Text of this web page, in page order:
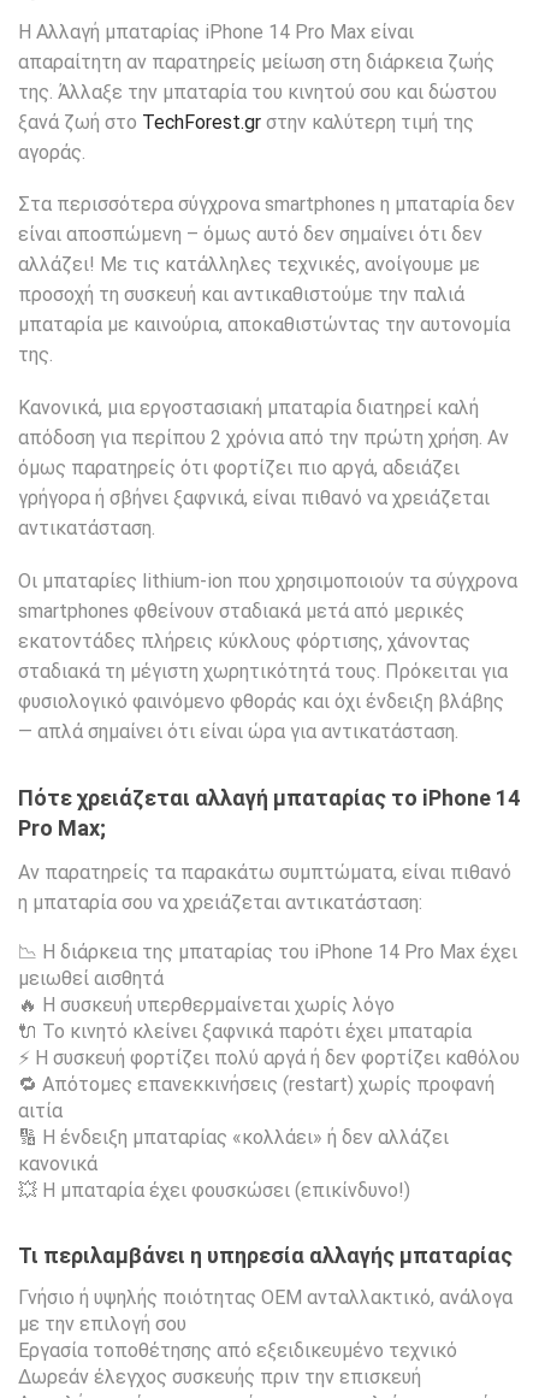
Η Αλλαγή μπαταρίας iPhone 14 Pro Max είναι
απαραίτητη αν παρατηρείς μείωση στη διάρκεια ζωής
της. Άλλαξε την μπαταρία του κινητού σου και δώστου
ξανά ζωή στο TechForest.gr στην καλύτερη τιμή της
αγοράς.
Στα περισσότερα σύγχρονα smartphones η μπαταρία δεν
είναι αποσπώμενη – όμως αυτό δεν σημαίνει ότι δεν
αλλάζει! Με τις κατάλληλες τεχνικές, ανοίγουμε με
προσοχή τη συσκευή και αντικαθιστούμε την παλιά
μπαταρία με καινούρια, αποκαθιστώντας την αυτονομία
της.
Κανονικά, μια εργοστασιακή μπαταρία διατηρεί καλή
απόδοση για περίπου 2 χρόνια από την πρώτη χρήση. Αν
όμως παρατηρείς ότι φορτίζει πιο αργά, αδειάζει
γρήγορα ή σβήνει ξαφνικά, είναι πιθανό να χρειάζεται
αντικατάσταση.
Οι μπαταρίες lithium-ion που χρησιμοποιούν τα σύγχρονα
smartphones φθείνουν σταδιακά μετά από μερικές
εκατοντάδες πλήρεις κύκλους φόρτισης, χάνοντας
σταδιακά τη μέγιστη χωρητικότητά τους. Πρόκειται για
φυσιολογικό φαινόμενο φθοράς και όχι ένδειξη βλάβης
— απλά σημαίνει ότι είναι ώρα για αντικατάσταση.
Πότε χρειάζεται αλλαγή μπαταρίας το iPhone 14
Pro Max;
Αν παρατηρείς τα παρακάτω συμπτώματα, είναι πιθανό
η μπαταρία σου να χρειάζεται αντικατάσταση:
📉 Η διάρκεια της μπαταρίας του iPhone 14 Pro Max έχει
μειωθεί αισθητά
🔥 Η συσκευή υπερθερμαίνεται χωρίς λόγο
🔌 Το κινητό κλείνει ξαφνικά παρότι έχει μπαταρία
⚡ Η συσκευή φορτίζει πολύ αργά ή δεν φορτίζει καθόλου
🔁 Απότομες επανεκκινήσεις (restart) χωρίς προφανή
αιτία
🔢 Η ένδειξη μπαταρίας «κολλάει» ή δεν αλλάζει
κανονικά
💥 Η μπαταρία έχει φουσκώσει (επικίνδυνο!)
Τι περιλαμβάνει η υπηρεσία αλλαγής μπαταρίας
Γνήσιο ή υψηλής ποιότητας OEM ανταλλακτικό, ανάλογα
με την επιλογή σου
Εργασία τοποθέτησης από εξειδικευμένο τεχνικό
Δωρεάν έλεγχος συσκευής πριν την επισκευή